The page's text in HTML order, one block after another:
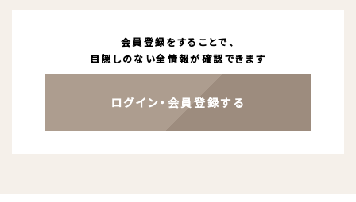
会員登録をすることで、
目隠しのない全情報が確認できます
ログイン・会員登録する